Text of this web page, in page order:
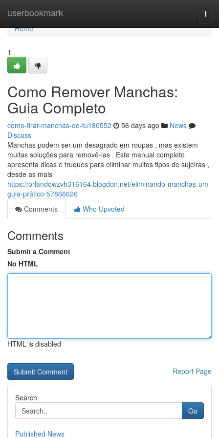
userbookmark
Home
Home
1
Como Remover Manchas:
Guia Completo
como-tirar-manchas-de-tu180552 56 days ago
News
Discuss
Manchas podem ser um desagrado em roupas , mas existem
muitas soluções para removê-las . Este manual completo
apresenta dicas e truques para eliminar muitos tipos de sujeiras ,
desde as mais
https://orlandowzvh316164.blogdon.net/eliminando-manchas-um-
guia-prático-57866626
Comments
Who Upvoted
Comments
Submit a Comment
No HTML
HTML is disabled
Report Page
Search
Go
Published News